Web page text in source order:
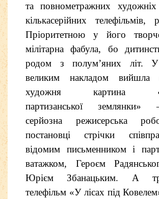
та повнометражних художніх
кількасерійних телефільмів,
Пріоритетною у його
мілітарнафабула, бо
родом з полум’яних літ.
великим накладом вийшла
художня картина
партизанської
серйозна режисерська
постановці стрічки
відомим письменником і
ватажком, Героєм
Юрієм Збанацьким. А
телефільм «У лісах під